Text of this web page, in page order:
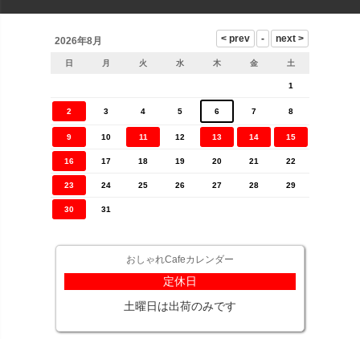
2026年8月
日 月 火 水 木 金 土
1
2 3 4 5 6 7 8
9 10 11 12 13 14 15
16 17 18 19 20 21 22
23 24 25 26 27 28 29
30 31
おしゃれCafeカレンダー
定休日
土曜日は出荷のみです